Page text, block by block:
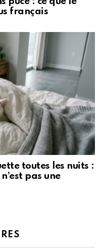
français
toutes les nuits :
pas une